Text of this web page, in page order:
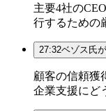
主要4社の
行するための
27:32ベゾス氏
顧客の信頼獲
企業支援にど